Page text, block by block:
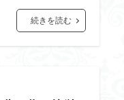
続きを読む